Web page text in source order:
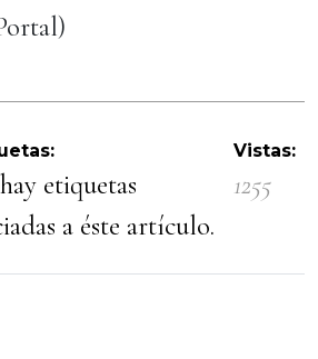
etiquetas
a éste artículo.
Vistas:
1255